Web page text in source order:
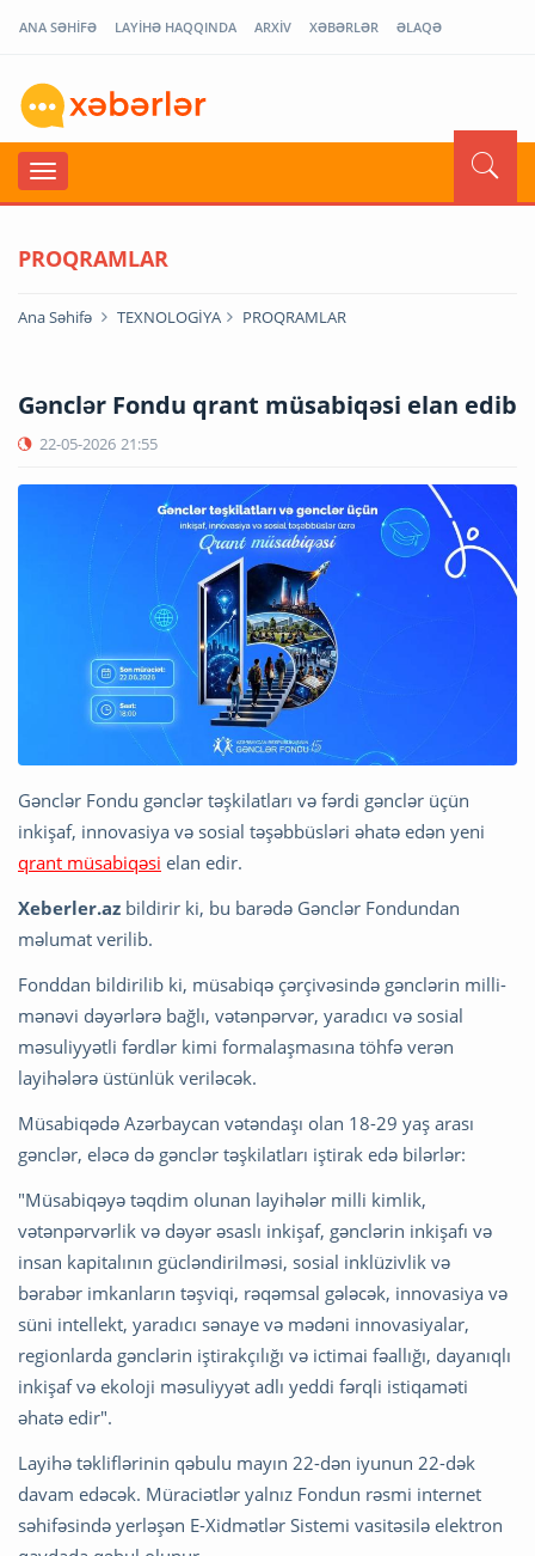
ANA SƏHİFƏ LAYİHƏ HAQQINDA ARXİV XƏBƏRLƏR ƏLAQƏ
PROQRAMLAR
Ana Səhifə TEXNOLOGİYA PROQRAMLAR
Gənclər Fondu qrant müsabiqəsi elan edib
22-05-2026 21:55
Gənclər Fondu gənclər təşkilatları və fərdi gənclər üçün
inkişaf, innovasiya və sosial təşəbbüsləri əhatə edən yeni
qrant müsabiqəsi elan edir.
Xeberler.az bildirir ki, bu barədə Gənclər Fondundan
məlumat verilib.
Fonddan bildirilib ki, müsabiqə çərçivəsində gənclərin milli-
mənəvi dəyərlərə bağlı, vətənpərvər, yaradıcı və sosial
məsuliyyətli fərdlər kimi formalaşmasına töhfə verən
layihələrə üstünlük veriləcək.
Müsabiqədə Azərbaycan vətəndaşı olan 18-29 yaş arası
gənclər, eləcə də gənclər təşkilatları iştirak edə bilərlər:
"Müsabiqəyə təqdim olunan layihələr milli kimlik,
vətənpərvərlik və dəyər əsaslı inkişaf, gənclərin inkişafı və
insan kapitalının gücləndirilməsi, sosial inklüzivlik və
bərabər imkanların təşviqi, rəqəmsal gələcək, innovasiya və
süni intellekt, yaradıcı sənaye və mədəni innovasiyalar,
regionlarda gənclərin iştirakçılığı və ictimai fəallığı, dayanıqlı
inkişaf və ekoloji məsuliyyət adlı yeddi fərqli istiqaməti
əhatə edir".
Layihə təkliflərinin qəbulu mayın 22-dən iyunun 22-dək
davam edəcək. Müraciətlər yalnız Fondun rəsmi internet
səhifəsində yerləşən E-Xidmətlər Sistemi vasitəsilə elektron